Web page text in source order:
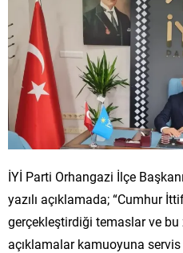
İYİ Parti Orhangazi İlçe
yazılı açıklamada; “Cumhur
gerçekleştirdiği temaslar ve
açıklamalar kamuoyuna